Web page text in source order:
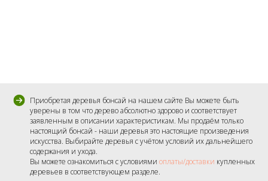
Приобретая деревья бонсай на нашем сайте Вы можете быть
уверены в том что дерево абсолютно здорово и соответствует
заявленным в описании характеристикам. Мы продаём только
настоящий бонсай - наши деревья это настоящие произведения
искусства. Выбирайте деревья с учётом условий их дальнейшего
содержания и ухода.
Вы можете ознакомиться с условиями оплаты/доставки купленных
деревьев в соответствующем разделе.